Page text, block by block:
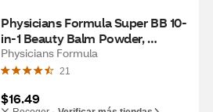
Physicians Formula Super BB 10-
in-1 Beauty Balm Powder,
Light/Medium
Physicians Formula
21
$16.49